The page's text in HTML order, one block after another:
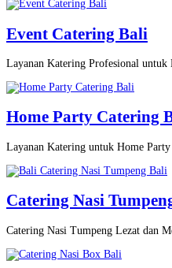
Event Catering Bali
Layanan Katering Profesional
Home Party Catering
Layanan Katering untuk Home
Catering Nasi
Catering Nasi Tumpeng Lezat dan